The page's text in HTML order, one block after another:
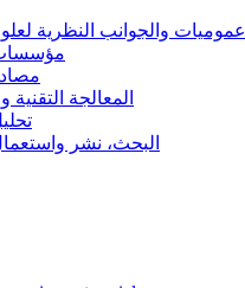
عموميات والجوانب النظرية
المعالجة
البحث، نشر